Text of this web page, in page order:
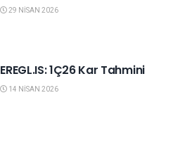
29 NISAN 2026
EREGL.IS: 1Ç26 Kar Tahmini
14 NISAN 2026